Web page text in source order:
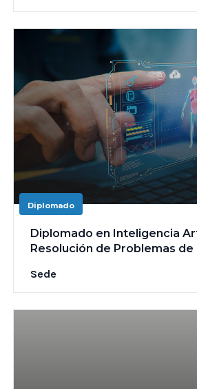
Diplomado
Diplomado en Inteligencia
Resolución de Problemas de
Sede